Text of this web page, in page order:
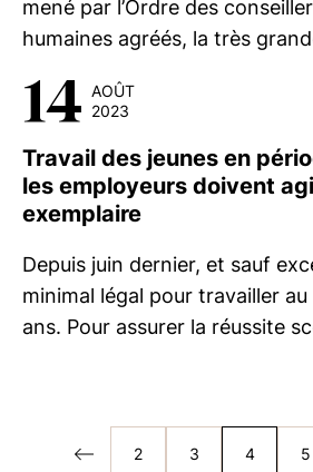
mené par l’Ordre des
humaines agréés, la très
14 AOÛT
2023
Travail des jeunes en
les employeurs doivent
exemplaire
Depuis juin dernier, et sauf
minimal légal pour travailler
ans. Pour assurer la réussite
2 3 4 5